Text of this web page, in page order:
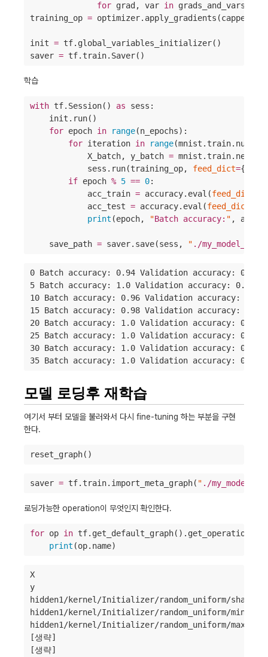
for grad, var in grads_and_vars]
training_op =
init = tf.global_variables_initializer()
saver = tf.train.Saver()
학습
with tf.Session() as sess:
    init.run()
for epoch in range(n_epochs):
for iteration in range
            X_batch, y_batch
=
            sess.run(training_op,
feed_dict={X:
if epoch % 5 == 0:
            acc_train
= accuracy.eval(feed_dict
            acc_test
= accuracy.eval(feed_dict
print (epoch, "Batch accuracy: " ,
    save_path
= saver.save(sess, " ./
0 Batch accuracy: 0.94 Validation accuracy:
5 Batch accuracy: 1.0 Validation accuracy: 0.9642
10 Batch accuracy: 0.96 Validation accuracy:
15 Batch accuracy: 0.98 Validation accuracy:
20 Batch accuracy: 1.0 Validation accuracy:
25 Batch accuracy: 1.0 Validation accuracy:
30 Batch accuracy: 1.0 Validation accuracy:
35 Batch accuracy: 1.0 Validation accuracy:
모델 로딩후 재학습
여기서 부터 모델을 불러와서 다시 fine-tuning 하는 부분을 구현
한다.
reset_graph()
saver = tf.train.import_meta_graph( " ./
로딩가능한 operation이 무엇인지 확인한다.
for op in
print (op.name)
X
y
hidden1/kernel/Initializer/random_uniform/shape
hidden1/kernel/Initializer/random_uniform/min
hidden1/kernel/Initializer/random_uniform/max
[생략]
[생략]